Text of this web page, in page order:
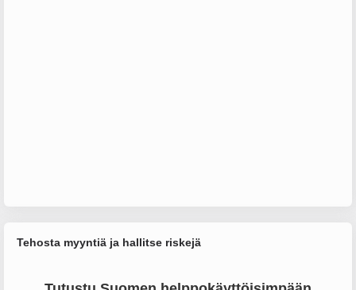
Tehosta myyntiä ja hallitse riskejä